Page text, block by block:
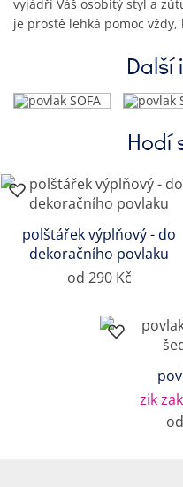
vyjádří Váš osobitý styl a
je prostě lehká pomoc
Další
Hodí
polštářek výplňový - do
dekoračního povlaku
od 290 Kč
zik